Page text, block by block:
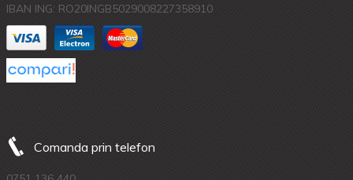
IBAN ING: RO20INGB5029008227358910
Comanda prin telefon